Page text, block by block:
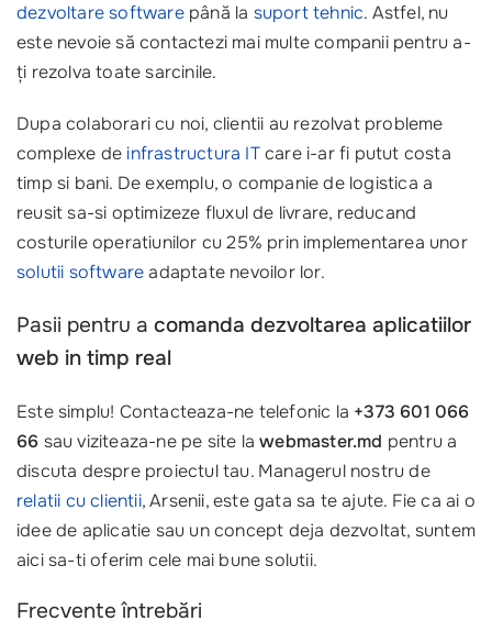
dezvoltare softwarepână la suport tehnic. Astfel, nu
este nevoie să contactezi mai multe companii pentru a-
ți rezolva toate sarcinile.
Dupa colaborari cu noi, clientii au rezolvat probleme
complexe de infrastructura ITcare i-ar fi putut costa
timp si bani. De exemplu, o companie de logistica a
reusit sa-si optimizeze fluxul de livrare, reducand
costurile operatiunilor cu 25% prin implementarea unor
solutii softwareadaptate nevoilor lor.
Pasii pentru a comanda dezvoltarea aplicatiilor
web in timp real
Este simplu! Contacteaza-ne telefonic la +373 601 066
66 sau viziteaza-ne pe site lawebmaster.md pentru a
discuta despre proiectul tau. Managerul nostru de
relatii cu clientii, Arsenii, este gata sa te ajute. Fie ca ai o
idee de aplicatie sau un concept deja dezvoltat, suntem
aici sa-ti oferim cele mai bune solutii.
Frecvente întrebări